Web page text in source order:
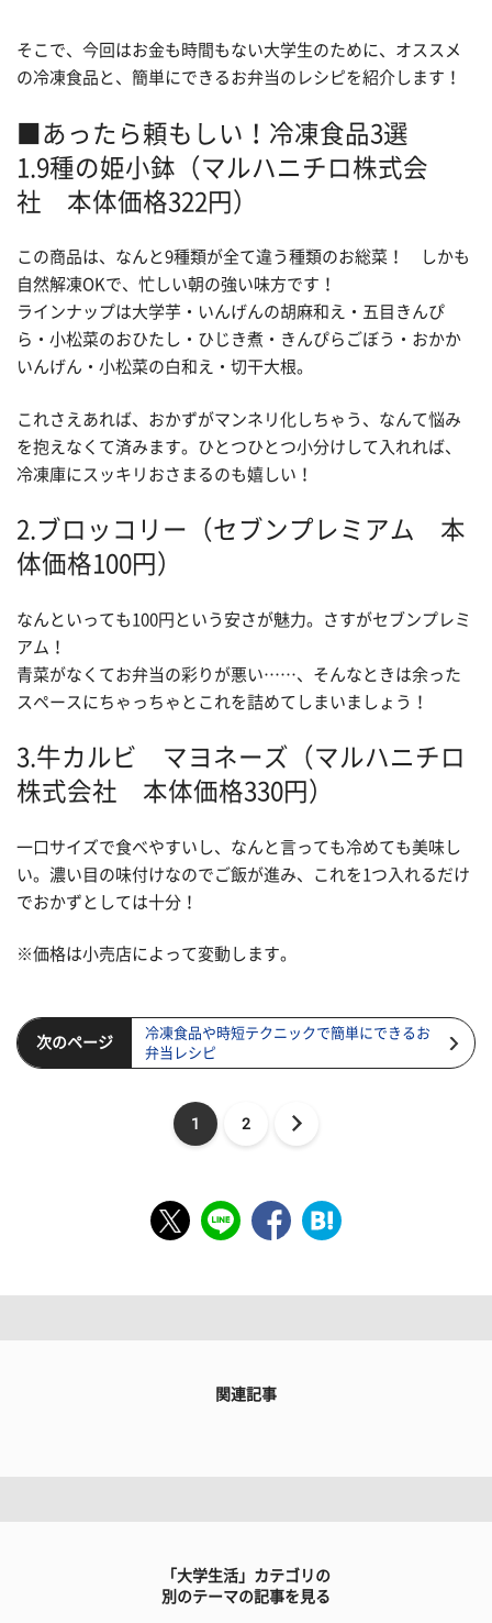
そこで、今回はお金も時間もない大学生のために、オススメ
の冷凍食品と、簡単にできるお弁当のレシピを紹介します！
■あったら頼もしい！冷凍食品3選
1.9種の姫小鉢（マルハニチロ株式会
社 本体価格322円）
この商品は、なんと9種類が全て違う種類のお総菜！ しかも
自然解凍OKで、忙しい朝の強い味方です！
ラインナップは大学芋・いんげんの胡麻和え・五目きんぴ
ら・小松菜のおひたし・ひじき煮・きんぴらごぼう・おかか
いんげん・小松菜の白和え・切干大根。
これさえあれば、おかずがマンネリ化しちゃう、なんて悩み
を抱えなくて済みます。ひとつひとつ小分けして入れれば、
冷凍庫にスッキリおさまるのも嬉しい！
2.ブロッコリー（セブンプレミアム 本
体価格100円）
なんといっても100円という安さが魅力。さすがセブンプレミ
アム！
青菜がなくてお弁当の彩りが悪い……、そんなときは余った
スペースにちゃっちゃとこれを詰めてしまいましょう！
3.牛カルビ マヨネーズ（マルハニチロ
株式会社 本体価格330円）
一口サイズで食べやすいし、なんと言っても冷めても美味し
い。濃い目の味付けなのでご飯が進み、これを1つ入れるだけ
でおかずとしては十分！
※価格は小売店によって変動します。
次のページ
冷凍食品や時短テクニックで簡単にできるお
弁当レシピ
1 2
関連記事
「大学生活」カテゴリの
別のテーマの記事を見る